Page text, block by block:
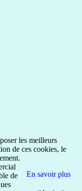
les meilleurs
de ces cookies, le
En savoir plus
de